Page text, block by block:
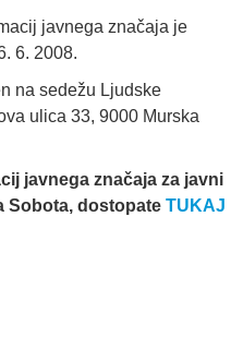
javnega značaja je
6. 2008.
na sedežu Ljudske
ulica 33, 9000 Murska
javnega značaja za javni
Sobota, dostopate TUKAJ